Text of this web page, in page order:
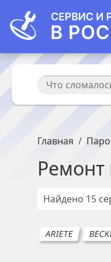
Главная
Ремонт
Найдено 15
ARIETE